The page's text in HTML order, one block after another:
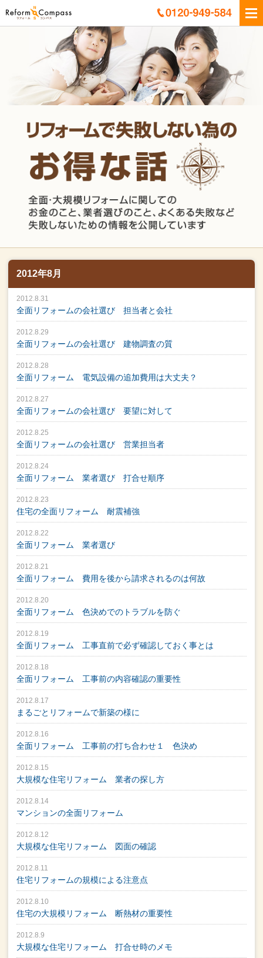
2012年8月
2012.8.31
全面リフォームの会社選び 担当者と会社
2012.8.29
全面リフォームの会社選び 建物調査の質
2012.8.28
全面リフォーム 電気設備の追加費用は大丈夫？
2012.8.27
全面リフォームの会社選び 要望に対して
2012.8.25
全面リフォームの会社選び 営業担当者
2012.8.24
全面リフォーム 業者選び 打合せ順序
2012.8.23
住宅の全面リフォーム 耐震補強
2012.8.22
全面リフォーム 業者選び
2012.8.21
全面リフォーム 費用を後から請求されるのは何故
2012.8.20
全面リフォーム 色決めでのトラブルを防ぐ
2012.8.19
全面リフォーム 工事直前で必ず確認しておく事とは
2012.8.18
全面リフォーム 工事前の内容確認の重要性
2012.8.17
まるごとリフォームで新築の様に
2012.8.16
全面リフォーム 工事前の打ち合わせ１ 色決め
2012.8.15
大規模な住宅リフォーム 業者の探し方
2012.8.14
マンションの全面リフォーム
2012.8.12
大規模な住宅リフォーム 図面の確認
2012.8.11
住宅リフォームの規模による注意点
2012.8.10
住宅の大規模リフォーム 断熱材の重要性
2012.8.9
大規模な住宅リフォーム 打合せ時のメモ